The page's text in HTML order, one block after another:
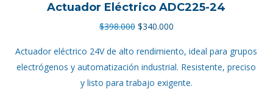
Actuador Eléctrico ADC225-24
$398.000 El
original
era:
$398.000.
$340.000El
actual
es:
$340.000.
Actuador eléctrico 24V de alto rendimiento, ideal para grupos
electrógenos y automatización industrial. Resistente, preciso
y listo para trabajo exigente.